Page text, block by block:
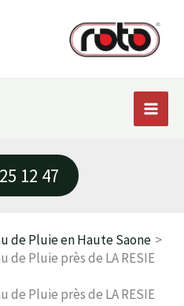
12 47
de Pluie en Haute Saone
de Pluie près de LA RESIE
de Pluie près de LA RESIE